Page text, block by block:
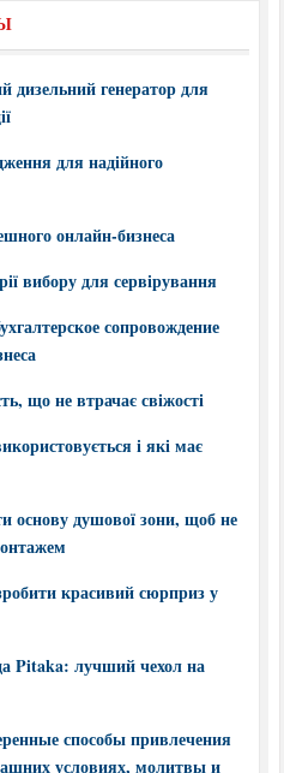
дизельний генератор для
для надійного
онлайн-бизнеса
вибору для сервірування
сопровождение
що не втрачає свіжості
і які має
основу душової зони, щоб не
красивий сюрприз у
Pitaka: лучший чехол на
способы привлечения
условиях, молитвы и